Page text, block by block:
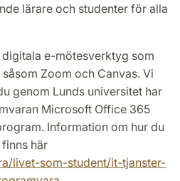
lärare och studenter för alla
e-mötesverktyg som
Zoom och Canvas. Vi
genom Lunds universitet har
Microsoft Office 365
Information om hur du
här
livet-som-student/it-tjanster-